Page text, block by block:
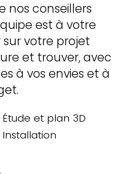
nos conseillers
est à votre
votre projet
et trouver, avec
à vos envies et à
Étude et plan 3D
Installation